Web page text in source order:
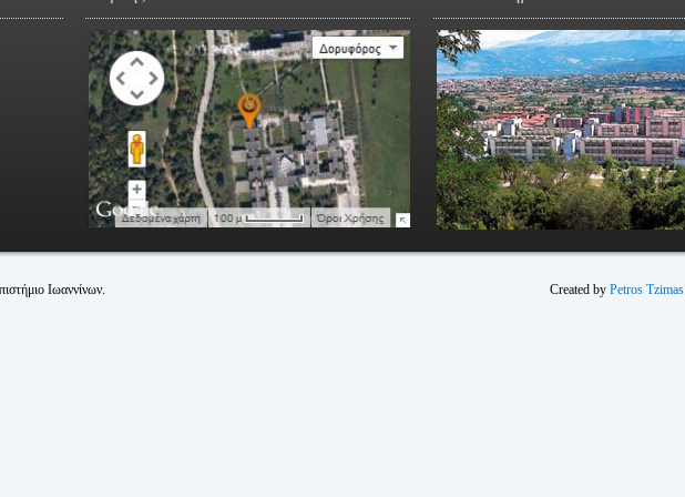
εφαρμογές
Multimediaκαθώς καιπρογράμματα σε Multimedia για παιδιά
της Silicon Graphics και PC's για μάθηση από απόσταση ( Distance Learning
της παλαιότητας του λογισμικού.
αναβάθμισης Προπτυχιακών Σπουδών, νέο σύστημα τηλεεκπαίδευσης και
φοιτητών στις Νέες Τεχνολογίες με σύστημα τηλεδιάσκεψης (TENDBERG).
μέσα εκπαιδευτικής τεχνολογίας, όπως τα: Data display, projector, video
Θεόδωρος Θάνος
Κοινωνιολογίας της Εκπαίδευσης
Τμήματος Νηπιαγωγών Πανεπιστημίου Ιωαννίνων
Πληροφορίες: http://dssd.ecedu.uoi.gr/
Ιωαννίνων. Created by Petros Tzimas